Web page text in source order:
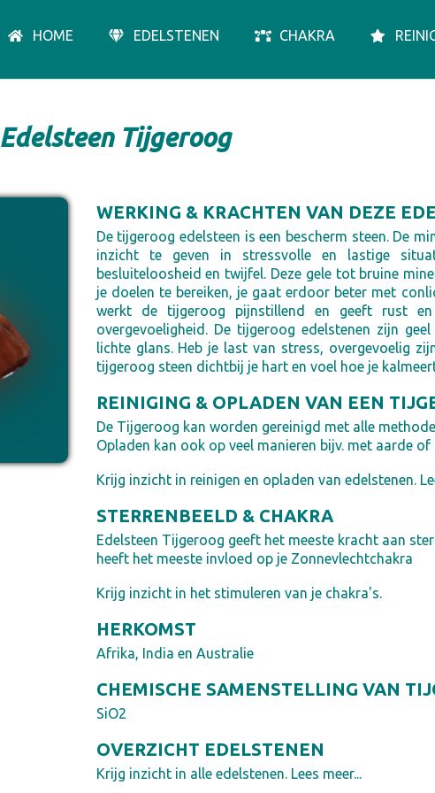
HOME EDELSTENEN CHAKRA
Edelsteen Tijgeroog
WERKING & KRACHTEN VAN DEZE
De tijgeroog edelsteen is een bescherm steen. De
inzicht te geven in stressvolle en lastige
besluiteloosheid en twijfel. Deze gele tot bruine
je doelen te bereiken, je gaat erdoor beter met
werkt de tijgeroog pijnstillend en geeft rust
overgevoeligheid. De tijgeroog edelstenen zijn
lichte glans. Heb je last van stress, overgevoelig
tijgeroog steen dichtbij je hart en voel hoe je
REINIGING & OPLADEN VAN EEN
De Tijgeroog kan worden gereinigd met alle
Opladen kan ook op veel manieren bijv. met aarde of
Krijg inzicht in reinigen en opladen van edelstenen.
STERRENBEELD & CHAKRA
Edelsteen Tijgeroog geeft het meeste kracht aan
heeft het meeste invloed op je Zonnevlechtchakra
Krijg inzicht in het stimuleren van je chakra's.
HERKOMST
Afrika, India en Australie
CHEMISCHE SAMENSTELLING VAN
SiO2
OVERZICHT EDELSTENEN
Krijg inzicht in alle edelstenen. Lees meer...